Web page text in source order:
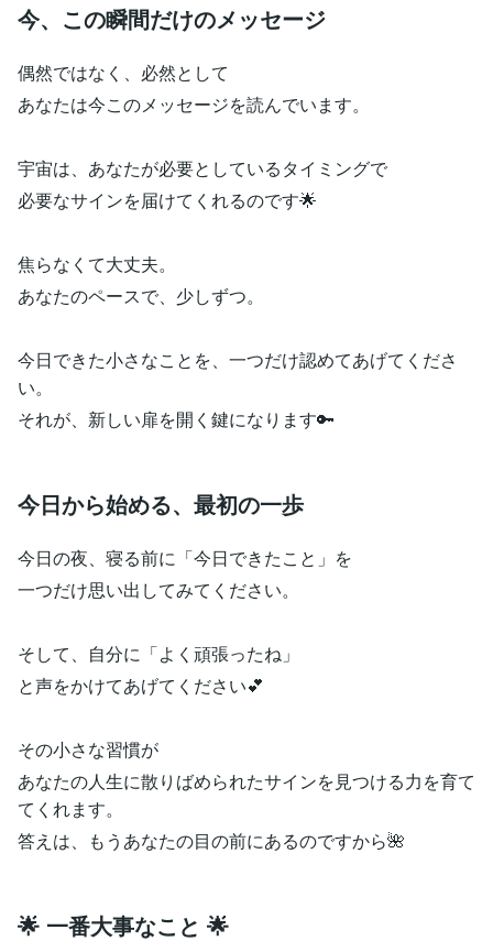
今、この瞬間だけのメッセージ
偶然ではなく、必然として
あなたは今このメッセージを読んでいます。
宇宙は、あなたが必要としているタイミングで
必要なサインを届けてくれるのです🌟
焦らなくて大丈夫。
あなたのペースで、少しずつ。
今日できた小さなことを、一つだけ認めてあげてくださ
い。
それが、新しい扉を開く鍵になります🔑
今日から始める、最初の一歩
今日の夜、寝る前に「今日できたこと」を
一つだけ思い出してみてください。
そして、自分に「よく頑張ったね」
と声をかけてあげてください💕
その小さな習慣が
あなたの人生に散りばめられたサインを見つける力を育て
てくれます。
答えは、もうあなたの目の前にあるのですから🌺
🌟 一番大事なこと 🌟